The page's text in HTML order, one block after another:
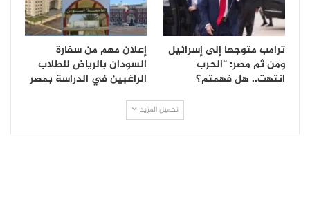
ترامب متوجها إلى إسرائيل
ومن ثم مصر: “الحرب
انتهت.. هل فهمتم؟
إعلان مهم من سفارة
السودان بالرياض للطلاب
الراغبين في الدراسة بمصر
تحميل المزيد